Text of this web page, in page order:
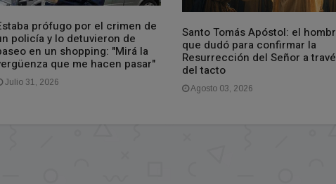
prófugo por el crimen de
policía y lo detuvieron de
en un shopping: "Mirá la
que me hacen pasar"
Julio 31, 2026
Santo Tomás Apóstol: el
que dudó para confirmar la
Resurrección del Señor a
del tacto
Agosto 03, 2026